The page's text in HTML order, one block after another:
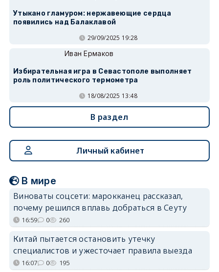
Утыкано гламуром: нержавеющие сердца
появились над Балаклавой
29/09/2025 19:28
Иван Ермаков
Избирательная игра в Севастополе выполняет
роль политического термометра
18/08/2025 13:48
В раздел
Личный кабинет
В мире
Виноваты соцсети: марокканец рассказал,
почему решился вплавь добраться в Сеуту
16:59 0 260
Китай пытается остановить утечку
специалистов и ужесточает правила выезда
16:07 0 195